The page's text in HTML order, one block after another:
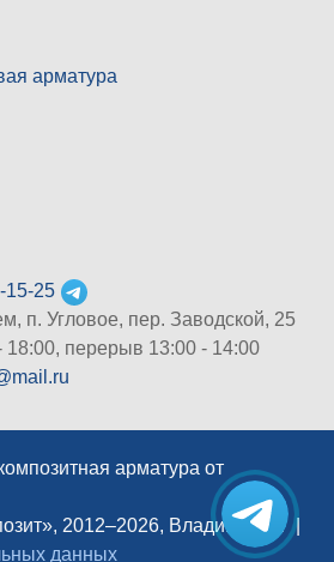
арматура
15-25
п. Угловое, пер. Заводской, 25
перерыв 13:00 - 14:00
арматура от
2012–2026, Владивосток |
данных